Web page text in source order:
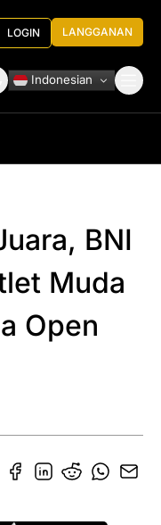
LOGIN LANGGANAN
Indonesian
BNI
Muda
Open